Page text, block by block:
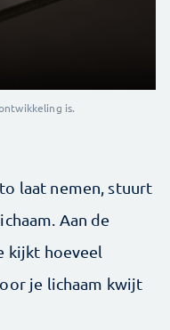
is.
laat nemen, stuurt
Aan de
kijkt hoeveel
je lichaam kwijt